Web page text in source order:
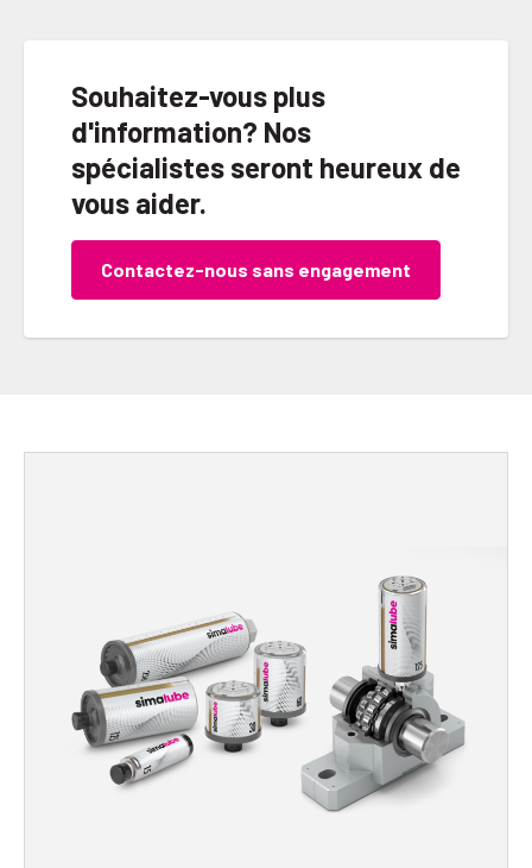
Souhaitez-vous plus
d'information? Nos
spécialistes seront heureux de
vous aider.
Contactez-nous sans engagement